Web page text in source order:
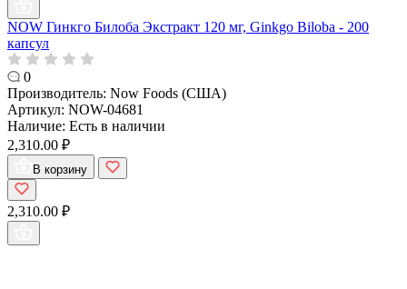
NOW Гинкго Билоба Экстракт 120 мг, Ginkgo Biloba - 200
капсул
0
Производитель: Now Foods (США)
Артикул: NOW-04681
Наличие: Есть в наличии
2,310.00 ₽
В корзину
2,310.00 ₽